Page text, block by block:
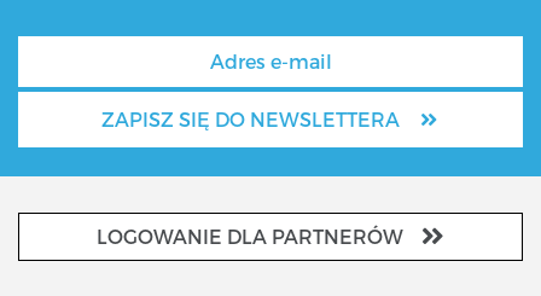
ZAPISZ SIĘ DO NEWSLETTERA
LOGOWANIE DLA PARTNERÓW